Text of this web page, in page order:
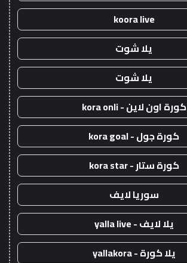
koora live
يلا شوت
يلا شوت
كورة اون لاين - kora onli
كورة جول - kora goal
كورة ستار - kora star
سوريا لايف
يلا لايف - yalla live
يلا كورة - yallakora